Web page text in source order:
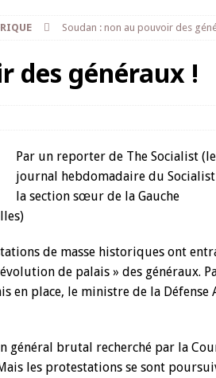
Soudan : non au pouvoir des
des généraux !
Par un reporter de The Socialist (le
journal hebdomadaire du
la section sœur de la Gauche
de masse historiques ont
de palais » des généraux.
en place, le ministre de la Défense
général brutal recherché par la
les protestations se sont